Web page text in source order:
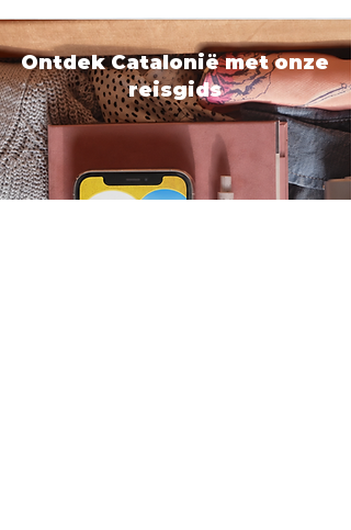
Ontdek Catalonië met onze
reisgids